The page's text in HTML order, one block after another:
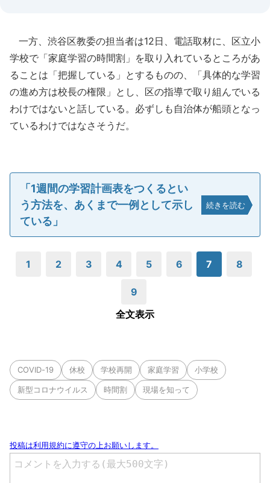
一方、渋谷区教委の担当者は12日、電話取材に、区立小
学校で「家庭学習の時間割」を取り入れているところがあ
ることは「把握している」とするものの、「具体的な学習
の進め方は校長の権限」とし、区の指導で取り組んでいる
わけではないと話している。必ずしも自治体が船頭となっ
ているわけではなさそうだ。
「1週間の学習計画表をつくるとい
う方法を、あくまで一例として示し
ている」
続きを読む
1 2 3 4 5 6 7 8
9
全文表示
COVID-19 休校 学校再開 家庭学習 小学校
新型コロナウイルス 時間割 現場を知って